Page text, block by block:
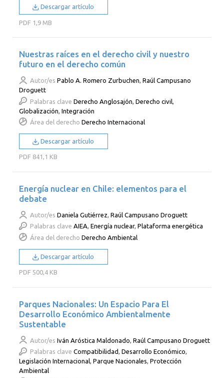
Descargar artículo
PDF 1,9 MB
Nuestras raíces en el derecho civil y nuestro
futuro en el derecho común
Autor/es Pablo A. Romero Zurbuchen,Raúl Campusano
Droguett
Palabras clave Derecho Anglosajón ,Derecho civil
Globalización ,Integración
Área del derecho Derecho Internacional
Descargar artículo
PDF 841,1 KB
Energía nuclear en Chile: elementos para el
debate
Autor/es Daniela Gutiérrez,Raúl Campusano Droguett
Palabras clave AIEA,Energía nuclear,Plataforma energética
Área del derecho Derecho Ambiental
Descargar artículo
PDF 500,4 KB
Parques Nacionales: Un Espacio Para El
Desarrollo Económico Ambientalmente
Sustentable
Autor/es Iván Aróstica Maldonado,Raúl Campusano Droguett
Palabras clave Compatibilidad,Desarrollo Económico,
Legislación Internacional,Parque Nacionales,Protección
Ambiental